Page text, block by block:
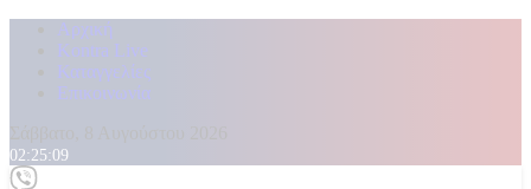
Αρχική
Kontra Live
Καταγγελίες
Επικοινωνία
02:25:10